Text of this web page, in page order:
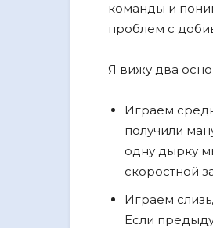
команды и
проблем с
Я вижу два
Играем
получили
одну дырку
скоростной
Играем
Если